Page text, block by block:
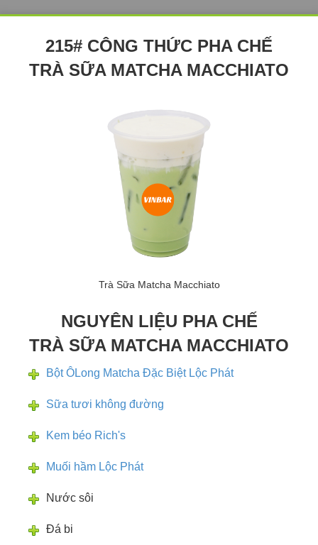
215# CÔNG THỨC PHA CHẾ
TRÀ SỮA MATCHA MACCHIATO
Trà Sữa Matcha Macchiato
NGUYÊN LIỆU PHA CHẾ
TRÀ SỮA MATCHA MACCHIATO
Bột ÔLong Matcha Đặc Biệt Lộc Phát
Sữa tươi không đường
Kem béo Rich's
Muối hầm Lộc Phát
Nước sôi
Đá bi